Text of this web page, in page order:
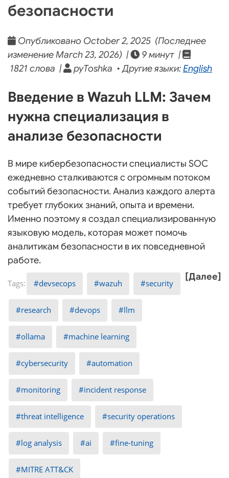
безопасности
Опубликовано October 2, 2025 (Последнее
изменение March 23, 2026) |
9 минут |
1821 слова |
pyToshka • Другие языки:English
Введение в Wazuh LLM: Зачем
нужна специализация в
анализе безопасности
В мире кибербезопасности специалисты SOC
ежедневно сталкиваются с огромным потоком
событий безопасности. Анализ каждого алерта
требует глубоких знаний, опыта и времени.
Именно поэтому я создал специализированную
языковую модель, которая может помочь
аналитикам безопасности в их повседневной
работе.
[Далее]
devsecops wazuh security
research devops llm
ollama machine learning
cybersecurity automation
monitoring incident response
threat intelligence security operations
log analysis ai fine-tuning
MITRE ATT&CK